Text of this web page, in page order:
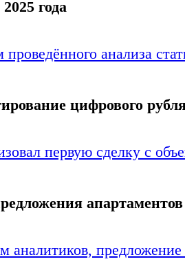
года
анализа
цифрового
первую сделку с
аналитиков, предложение